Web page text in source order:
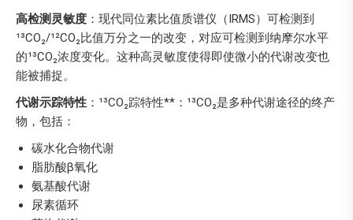
高检测灵敏度 ：现代同位素比值质谱仪（IRMS）可检测到
¹³CO₂/¹²CO₂比值万分之一的改变，对应可检测到纳摩尔水平
的¹³CO₂浓度变化。这种高灵敏度使得即使微小的代谢改变也
能被捕捉。
代谢示踪特性 ：¹³CO₂踪特性**：¹³CO₂是多种代谢途径的终产
物，包括：
碳水化合物代谢
脂肪酸β氧化
氨基酸代谢
尿素循环